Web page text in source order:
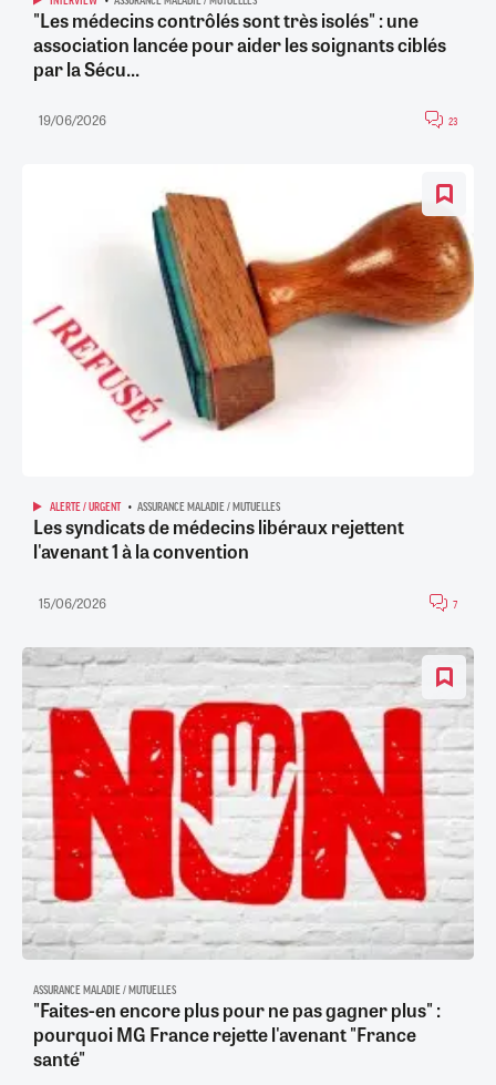
"Les médecins contrôlés sont très isolés" : une
association lancée pour aider les soignants ciblés
par la Sécu...
19/06/2026 23
ALERTE / URGENT ASSURANCE MALADIE / MUTUELLES
Les syndicats de médecins libéraux rejettent
l'avenant 1 à la convention
15/06/2026 7
ASSURANCE MALADIE / MUTUELLES
"Faites-en encore plus pour ne pas gagner plus" :
pourquoi MG France rejette l'avenant "France
santé"